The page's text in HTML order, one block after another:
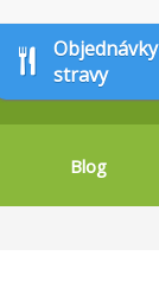
Objednávky
stravy
Blog